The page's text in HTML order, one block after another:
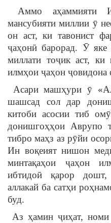
Аммо аҳаммияти
мансубияти миллии ӯ
он аст, ки тавонист
ҷаҳонӣ барорад. Ӯ яке
миллати тоҷик аст,
илмҳои ҷаҳон ҷовидона
Асари машҳури ӯ
шашсад сол дар
китоби асосии тиб
донишгоҳҳои Аврупо
тибро маҳз аз рӯйи
Ин воқеият нишон
минтақаҳои ҷаҳон
ибтидоӣ қарор
аллакай ба сатҳи
буд.
Аз ҳамин ҷиҳат,